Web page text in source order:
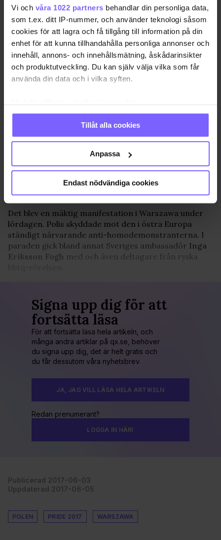
Vi och våra 1022 partners behandlar din personliga data,
som t.ex. ditt IP-nummer, och använder teknologi såsom
cookies för att lagra och få tillgång till information på din
enhet för att kunna tillhandahålla personliga annonser och
innehåll, annons- och innehållsmätning, åskådarinsikter
och produktutveckling. Du kan själv välja vilka som får
använda din data och i vilka syften.
Samla in information om din geografiska plats
som kan ha en noggrannhet på upp till flera meter
Identifiera din enhet genom att aktivt skanna den
för specifika kännetecken (fingeravtryck)
Ta reda på mer om hur dina personliga uppgifter
Du kan ändra eller dra tillbaka ditt samtycke när som
helst från cookie-förklaringen.
Vi använder enhetsidentifierare för att anpassa innehållet
och annonserna till användarna, tillhandahålla funktioner
för sociala medier och analysera vår trafik. Vi
vidarebefordrar även sådana identifierare och annan
information som du har tillhandahållit eller som de har
samlat in när du har använt deras tjänster. Du godkänner
våra cookies vid fortsatt användande av vår webbplats.
Tillåt alla cookies
Anpassa
Endast nödvändiga cookies
Foto: Fredrik Svensson
Det blev en mäktig manifestation i Warszawa under
lördagen. Polis skyddade mot den i östra Europa
ständigt närvarande anti-homodemonstranterna. I
paraden gick bland annat Sveriges ambassadör Inga
Eriksson Fogh med och även deltagare från ryska
Signa upp dig för att
fortsätta läsa
För att fortsätta läsa hela artikeln, och
många andra artiklar på qx.se, behöver
du signa upp dig, det är helt gratis och
du får dessutom våra nyhetsbrev.
JA, JAG VILL LÄSA HELA ARTIKELN
Redan prenumerant?
LOGGA IN HÄR!
Publicerad 2017-06-03
Uppdaterad 2017-06-05
POLEN PRIDE 2017 WARSZAWA